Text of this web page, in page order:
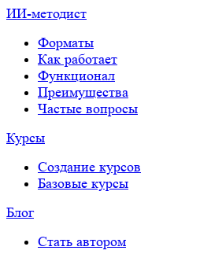
ИИ-методист
Форматы
Как работает
Функционал
Преимущества
Частые вопросы
Курсы
Создание курсов
Базовые курсы
Блог
Стать автором